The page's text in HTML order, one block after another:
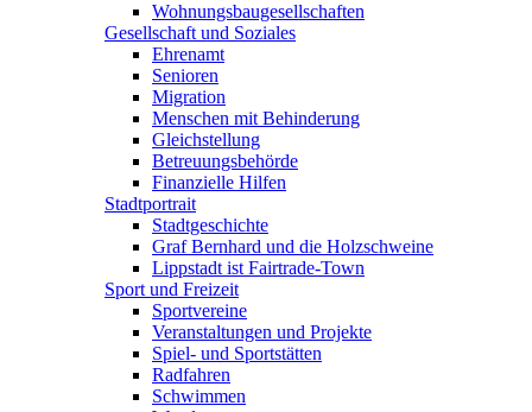
Wohnungsbaugesellschaften
Gesellschaft und Soziales
Ehrenamt
Senioren
Migration
Menschen mit Behinderung
Gleichstellung
Betreuungsbehörde
Finanzielle Hilfen
Stadtportrait
Stadtgeschichte
Graf Bernhard und die Holzschweine
Lippstadt ist Fairtrade-Town
Sport und Freizeit
Sportvereine
Veranstaltungen und Projekte
Spiel- und Sportstätten
Radfahren
Schwimmen